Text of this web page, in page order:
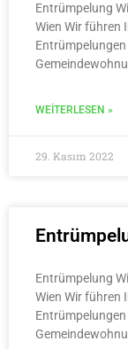
Entrümpelung
Wien Wir führen
WEITERLESEN »
29. Kasım 2022
Entrümpelung
Wien Wir führen